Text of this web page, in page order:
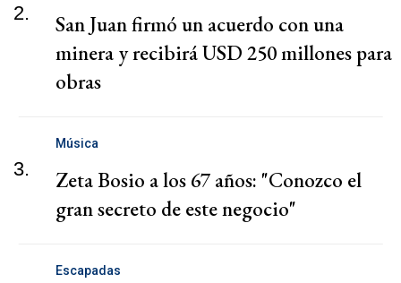
2.
San Juan firmó un acuerdo con una
minera y recibirá USD 250 millones para
obras
3.
Música
Zeta Bosio a los 67 años: "Conozco el
gran secreto de este negocio"
Escapadas